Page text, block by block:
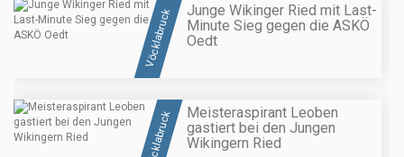
Vöcklabruck
Junge Wikinger Ried mit Last-
Minute Sieg gegen die ASKÖ
Oedt
Vöcklabruck
Meisteraspirant Leoben
gastiert bei den Jungen
Wikingern Ried